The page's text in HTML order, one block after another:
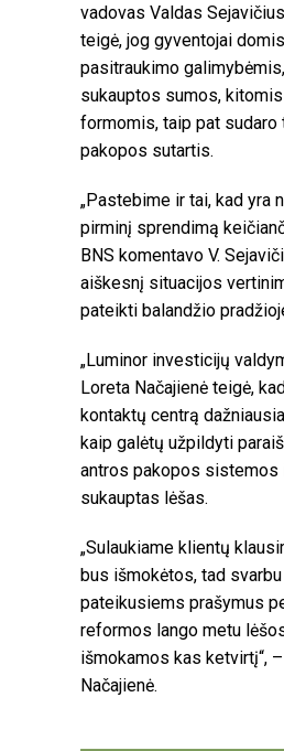
vadovas Valdas
teigė, jog gyventojai
pasitraukimo
sukauptos sumos,
formomis, taip pat
pakopos sutartis.
„Pastebime ir tai, kad yra
pirminį sprendimą
BNS komentavo V.
aiškesnį situacijos
pateikti balandžio
„Luminor investicijų
Loreta Načajienė teigė,
kontaktų centrą
kaip galėtų užpildyti
antros pakopos sistemos
sukauptas lėšas.
„Sulaukiame klientų
bus išmokėtos, tad
pateikusiems prašymus
reformos lango metu
išmokamos kas ketvirtį“,
Načajienė.